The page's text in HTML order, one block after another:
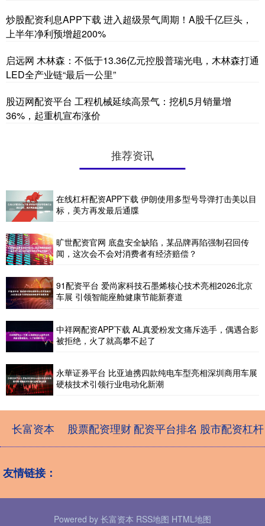
炒股配资利息APP下载 进入超级景气周期！A股千亿巨头，
上半年净利预增超200%
启远网 木林森：不低于13.36亿元控股普瑞光电，木林森打通
LED全产业链“最后一公里”
股迈网配资平台 工程机械延续高景气：挖机5月销量增
36%，起重机宣布涨价
推荐资讯
在线杠杆配资APP下载 伊朗使用多型号导弹打击美以目
标，美方再发最后通牒
旷世配资官网 底盘安全缺陷，某品牌再陷强制召回传
闻，这次会不会对消费者有经济赔偿？
91配资平台 爱尚家科技石墨烯核心技术亮相2026北京
车展 引领智能座舱健康节能新赛道
中祥网配资APP下载 AL真爱粉发文痛斥选手，偶遇合影
被拒绝，火了就高攀不起了
永華证券平台 比亚迪携四款纯电车型亮相深圳商用车展
硬核技术引领行业电动化新潮
长富资本 股票配资理财配资平台排名 股市配资杠杆
友情链接：
Powered by 长富资本 RSS地图 HTML地图